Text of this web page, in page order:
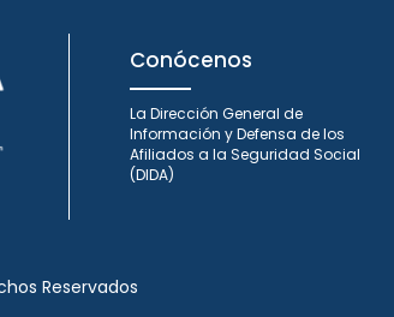
Conócenos
La Dirección General de
Información y Defensa de los
Afiliados a la Seguridad Social
(DIDA)
Reservados